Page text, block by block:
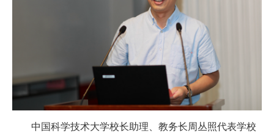
中国科学技术大学校长助理、教务长周丛照代表学校